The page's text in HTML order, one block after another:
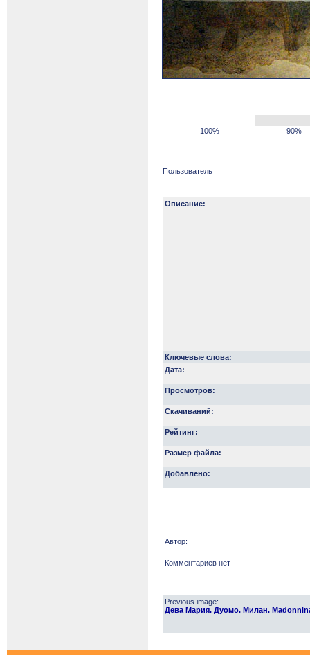
100% 90%
Пользователь
Описание:
Ключевые слова:
Дата:
Просмотров:
Скачиваний:
Рейтинг:
Размер файла:
Добавлено:
Автор:
Комментариев нет
Previous image:
Дева Мария. Дуомо. Милан.